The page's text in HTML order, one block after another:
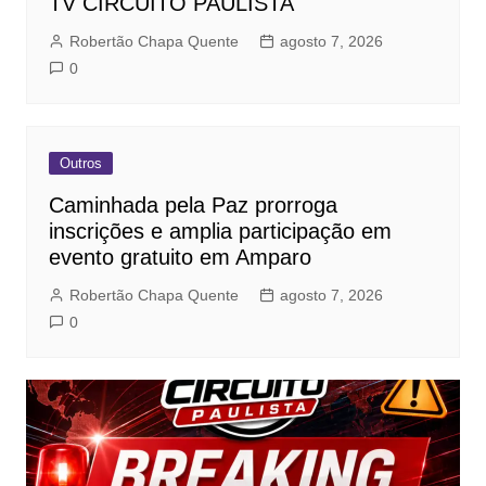
Robertão Chapa Quente
agosto 7, 2026
0
Outros
Caminhada pela Paz prorroga
inscrições e amplia participação em
evento gratuito em Amparo
Robertão Chapa Quente
agosto 7, 2026
0